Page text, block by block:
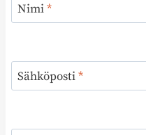
Nimi*
Sähköposti*